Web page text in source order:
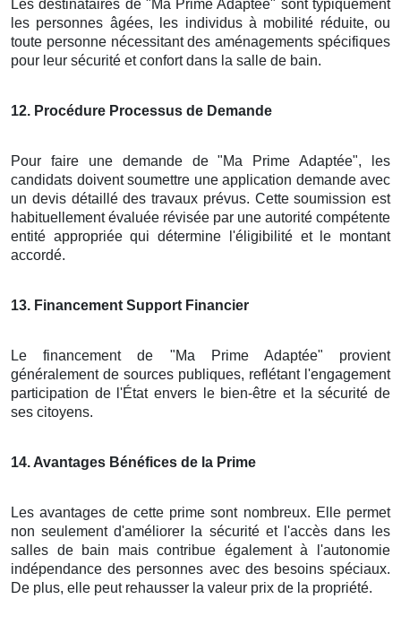
Les destinataires de "Ma Prime Adaptée" sont typiquement
les personnes âgées, les individus à mobilité réduite, ou
toute personne nécessitant des aménagements spécifiques
pour leur sécurité et confort dans la salle de bain.
12. Procédure Processus de Demande
Pour faire une demande de "Ma Prime Adaptée", les
candidats doivent soumettre une application demande avec
un devis détaillé des travaux prévus. Cette soumission est
habituellement évaluée révisée par une autorité compétente
entité appropriée qui détermine l'éligibilité et le montant
accordé.
13. Financement Support Financier
Le financement de "Ma Prime Adaptée" provient
généralement de sources publiques, reflétant l'engagement
participation de l'État envers le bien-être et la sécurité de
ses citoyens.
14. Avantages Bénéfices de la Prime
Les avantages de cette prime sont nombreux. Elle permet
non seulement d'améliorer la sécurité et l'accès dans les
salles de bain mais contribue également à l'autonomie
indépendance des personnes avec des besoins spéciaux.
De plus, elle peut rehausser la valeur prix de la propriété.